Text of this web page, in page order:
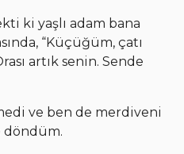
ki yaşlı adam bana
“Küçüğüm, çatı
artık senin. Sende
ve ben de merdiveni
döndüm.